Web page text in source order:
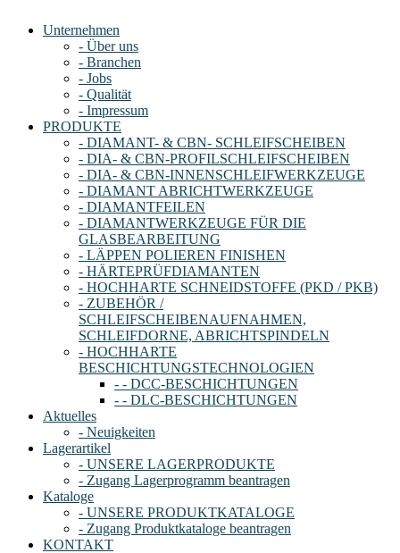
Unternehmen
- Über uns
- Branchen
- Jobs
- Qualität
- Impressum
PRODUKTE
- DIAMANT- & CBN- SCHLEIFSCHEIBEN
- DIA- & CBN-PROFILSCHLEIFSCHEIBEN
- DIA- & CBN-INNENSCHLEIFWERKZEUGE
- DIAMANT ABRICHTWERKZEUGE
- DIAMANTFEILEN
- DIAMANTWERKZEUGE FÜR DIE
GLASBEARBEITUNG
- LÄPPEN POLIEREN FINISHEN
- HÄRTEPRÜFDIAMANTEN
- HOCHHARTE SCHNEIDSTOFFE (PKD / PKB)
- ZUBEHÖR /
SCHLEIFSCHEIBENAUFNAHMEN,
SCHLEIFDORNE, ABRICHTSPINDELN
- HOCHHARTE
BESCHICHTUNGSTECHNOLOGIEN
- - DCC-BESCHICHTUNGEN
- - DLC-BESCHICHTUNGEN
Aktuelles
- Neuigkeiten
Lagerartikel
- UNSERE LAGERPRODUKTE
- Zugang Lagerprogramm beantragen
Kataloge
- UNSERE PRODUKTKATALOGE
- Zugang Produktkataloge beantragen
KONTAKT